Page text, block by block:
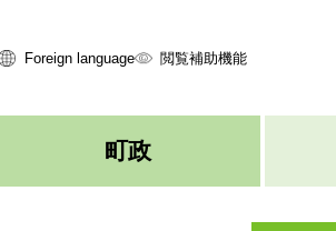
Foreign language 閲覧補助機能
町政